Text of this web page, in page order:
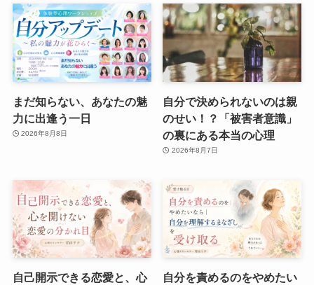
まだ知らない、あなたの魅
力に出逢う一日
2026年8月8日
自分で決められないのは親
のせい！？「被害者意識」
の裏にある本当の心理
2026年8月7日
自己開示できる恋愛と、心
自分を責めるのをやめたい